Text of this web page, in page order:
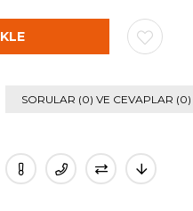
SORULAR (0) VE CEVAPLAR (0)